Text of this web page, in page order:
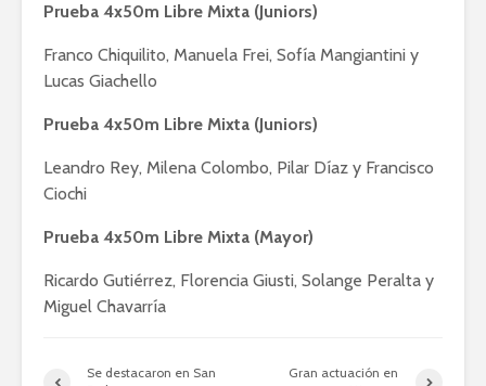
Prueba 4x50m Libre Mixta (Juniors)
Franco Chiquilito, Manuela Frei, Sofía Mangiantini y
Lucas Giachello
Prueba 4x50m Libre Mixta (Juniors)
Leandro Rey, Milena Colombo, Pilar Díaz y Francisco
Ciochi
Prueba 4x50m Libre Mixta (Mayor)
Ricardo Gutiérrez, Florencia Giusti, Solange Peralta y
Miguel Chavarría
Se destacaron en San
Gran actuación en